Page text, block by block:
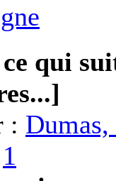
qui
:
1